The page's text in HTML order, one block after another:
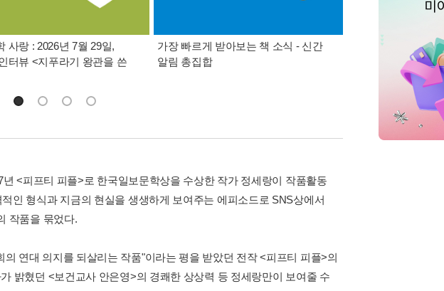
사랑 : 2026년 7월 29일,
터뷰 <지푸라기 왕관을 쓴
가장 빠르게 받아보는 책 소식 - 신간
알림 총집합
경기컬처패스 1만
<피프티 피플>로 한국일보문학상을 수상한 작가 정세랑이 작품활동
인 형식과 지금의 현실을 생생하게 보여주는 에피소드로 SNS상에서
작품을 묶었다.
연대 의지를 되살리는 작품"이라는 평을 받았던 전작 <피프티 피플>의
밝혔던 <보건교사 안은영>의 경쾌한 상상력 등 정세랑만이 보여줄 수